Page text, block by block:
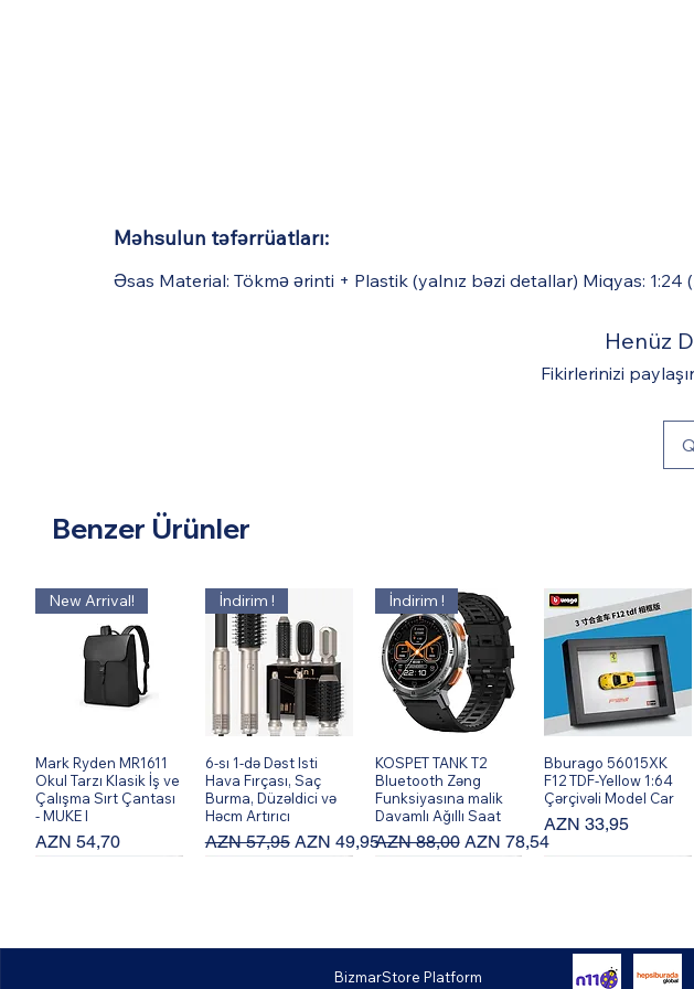
Məhsulun təfərrüatları:
Əsas Material: Tökmə ərinti + Plastik (yalnız bəzi detallar) Miqyas:
Henüz
Fikirlerinizi
Benzer Ürünler
Hızlı Bakış
New Arrival!
Mark Ryden MR1611
Okul Tarzı Klasik İş ve
Çalışma Sırt Çantası
- MUKE I
Fiyat
AZN 54,70
Hızlı Bakış
İndirim !
6-sı 1-də Dəst Isti
Hava Fırçası, Saç
Burma, Düzəldici və
Həcm Artırıcı
Normal Fiyat
AZN 57,95 İndirimli Fiyat
AZN 49,95
Hızlı Bakış
İndirim !
KOSPET TANK T2
Bluetooth Zəng
Funksiyasına malik
Davamlı Ağıllı Saat
Normal Fiyat
AZN 88,00 İndirimli Fiyat
AZN 78,54
Hızlı Bakış
Bburago 56015XK
F12 TDF-Yellow 1:64
Çərçivəli Model Car
Fiyat
AZN 33,95
BizmarStore Platform